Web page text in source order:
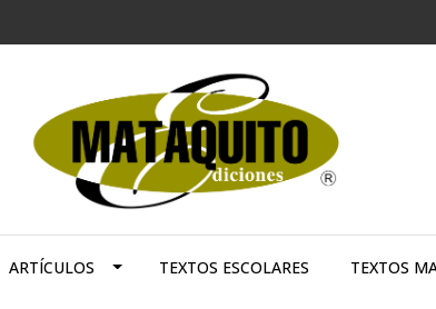
ARTÍCULOS TEXTOS ESCOLARES TEXTOS